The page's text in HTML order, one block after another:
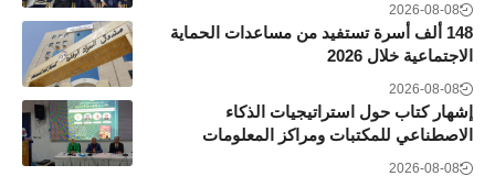
2026-08-08
148 ألف أسرة تستفيد من مساعدات الحماية
الاجتماعية خلال 2026
2026-08-08
إشهار كتاب حول استراتيجيات الذكاء
الاصطناعي للمكتبات ومراكز المعلومات
2026-08-08